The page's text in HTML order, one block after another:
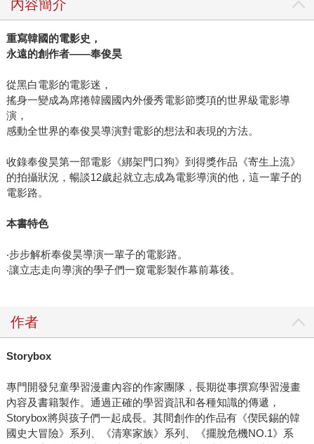
內容簡介
重寫韓國的電影史，
永遠的創作者——奉俊昊
從黑白電影的電影迷，
搖身一變成為席捲韓國國內外優秀電影節獎項的世界級電影導
演，
感動全世界的奉俊昊導演對電影的想法和表現的方法。
收錄奉俊昊第一部電影《綁架門口狗》到得獎作品《寄生上流》
的拍攝狀況，暢談12歲起就立志成為電影導演的他，這一輩子的
電影路。
本書特色
‧步步解析奉俊昊導演一輩子的電影路。
‧讓立志走向導演的學子們一窺電影製作幕前幕後。
作者
Storybox
專門開發兒童學習漫畫內容的作家團隊，長期從事撰寫學習漫畫
內容及書籍製作。通過正確的學習資訊和各種知識的傳遞，
Storybox將與孩子們一起成長。其間創作的作品有《偰民錫的韓
國史大冒險》系列、《清寒家族》系列、《擺脫危機NO.1》系